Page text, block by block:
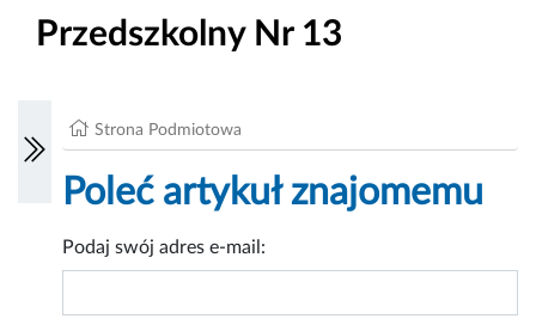
Przedszkolny Nr 13
Strona Podmiotowa
Poleć artykuł znajomemu
Podaj swój adres e-mail: